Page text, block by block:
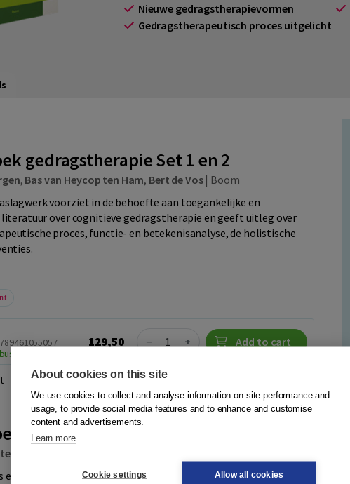
Nieuwe gedragstherapievormen
Gedragstherapeutisch proces uitgelicht
gedragstherapie Set 1 en 2
, Bas van Heycop ten Ham, Bert de Vos| Boom
voorziet in de behoefte aan toegankelijke en
over cognitieve gedragstherapie en geeft uitleg over
proces, functie- en betekenisanalyse, de holistische
days
129,50 Quantity
− + Add to cart
gedragstherapie 1
Ham
en toepassing Het eerste deel gaat over de principes en
About cookies on this site
We use cookies to collect and analyse information on site performance and
usage, to provide social media features and to enhance and customise
content and advertisements.
Learn more
Cookie settings Allow all cookies